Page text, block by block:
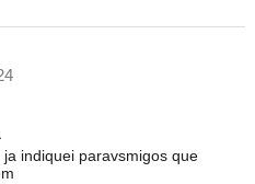
indiquei paravsmigos que